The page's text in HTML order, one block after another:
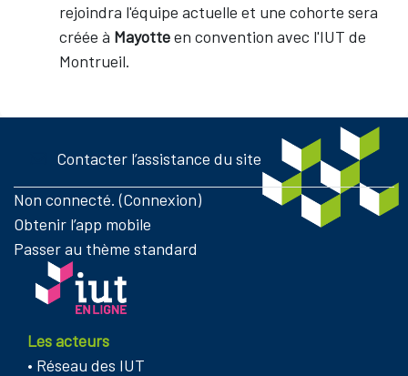
rejoindra l'équipe actuelle et une cohorte sera
créée à Mayotteen convention avec l'IUT de
Montrueil.
Contacter l’assistance du site
Non connecté. (Connexion)
Obtenir l’app mobile
Passer au thème standard
Les acteurs
• Réseau des IUT